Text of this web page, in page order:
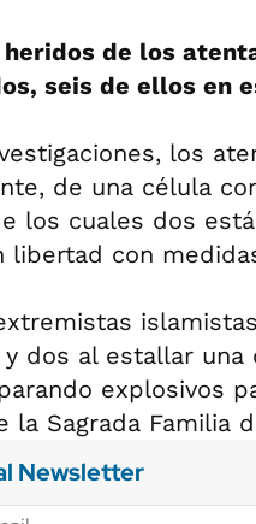
heridos de los
seis de ellos en
los
de una célula
los cuales dos
libertad con
dos al estallar una
explosivos
la Sagrada Familia
Newsletter